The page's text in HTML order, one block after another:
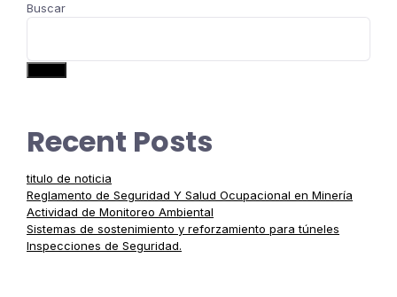
Buscar
Recent Posts
titulo de noticia
Reglamento de Seguridad Y Salud Ocupacional en Minería
Actividad de Monitoreo Ambiental
Sistemas de sostenimiento y reforzamiento para túneles
Inspecciones de Seguridad.